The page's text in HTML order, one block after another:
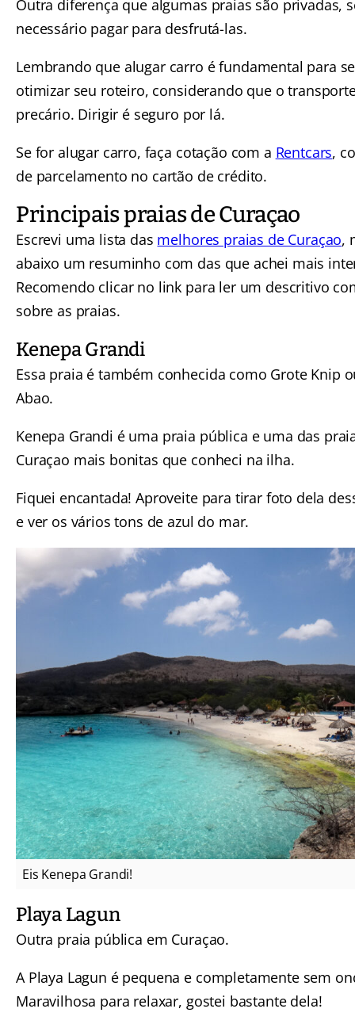
Outra diferença que algumas praias são privadas,
necessário pagar para desfrutá-las.
Lembrando que alugar carro é fundamental para
otimizar seu roteiro, considerando que o
precário. Dirigir é seguro por lá.
Se for alugar carro, faça cotação com a Rentcars,
de parcelamento no cartão de crédito.
Principais praias de Curaçao
Escrevi uma lista das melhores praias de Curaçao,
abaixo um resuminho com das que achei mais
Recomendo clicar no link para ler um descritivo
sobre as praias.
Kenepa Grandi
Essa praia é também conhecida como Grote Knip
Abao.
Kenepa Grandi é uma praia pública e uma das
Curaçao mais bonitas que conheci na ilha.
Fiquei encantada! Aproveite para tirar foto dela
e ver os vários tons de azul do mar.
Eis Kenepa Grandi!
Playa Lagun
Outra praia pública em Curaçao.
A Playa Lagun é pequena e completamente sem
Maravilhosa para relaxar, gostei bastante dela!